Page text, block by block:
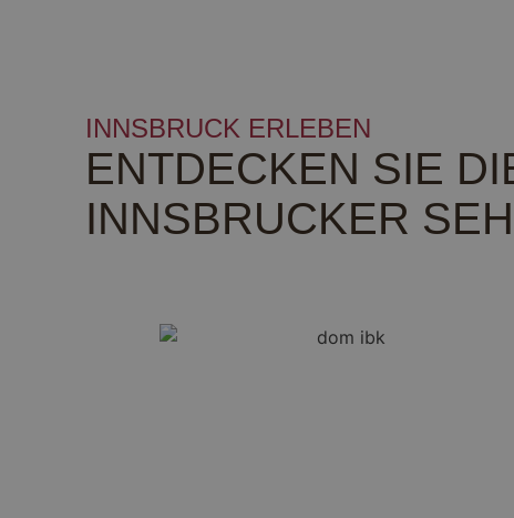
INNSBRUCK ERLEBEN
ENTDECKEN SIE
INNSBRUCKER